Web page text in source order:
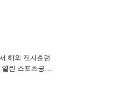
해외 전지훈련
린 스포츠공정